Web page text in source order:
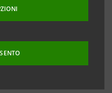
e zona geografica. Lo
dal 1983 a oggi.
untema monografico
boomer
è stato dedicato un